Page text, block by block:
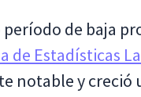
de baja
de Estadísticas
notable y creció